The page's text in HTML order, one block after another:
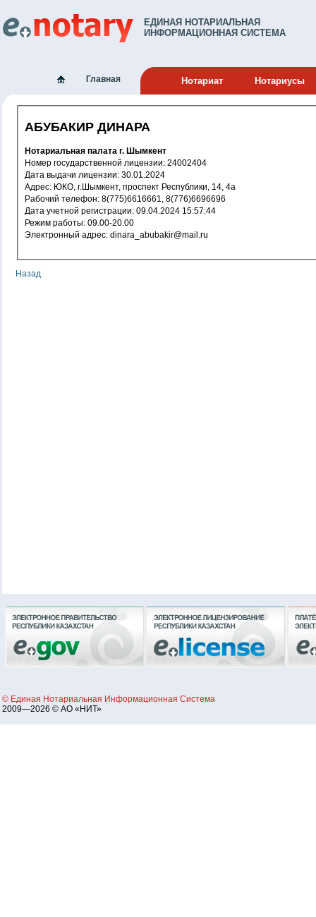
ЕДИНАЯ НОТАРИАЛЬНАЯ
ИНФОРМАЦИОННАЯ СИСТЕМА
Главная Нотариат Нотариусы
АБУБАКИР ДИНАРА
Нотариальная палата г. Шымкент
Номер государственной лицензии: 24002404
Дата выдачи лицензии: 30.01.2024
Адрес: ЮКО, г.Шымкент, проспект Республики, 14, 4а
Рабочий телефон: 8(775)6616661, 8(776)6696696
Дата учетной регистрации: 09.04.2024 15:57:44
Режим работы: 09.00-20.00
Электронный адрес: dinara_abubakir@mail.ru
Назад
© Единая Нотариальная Информационная Система
2009—2026 © АО «НИТ»